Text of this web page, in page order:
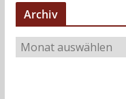
Archiv
r